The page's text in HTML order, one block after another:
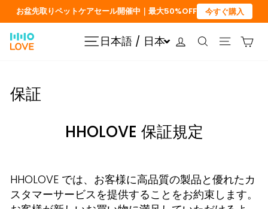
ン
お盆先取りペットケアセール開催中｜最大50%OFF 今すぐ購入
サイトナビゲーション
日本語 / 日本 ログイン
検索サイトナ
カ
保証
HHOLOVE 保証規定
HHOLOVE では、お客様に高品質の製品と優れたカ
スタマーサービスを提供することをお約束します。